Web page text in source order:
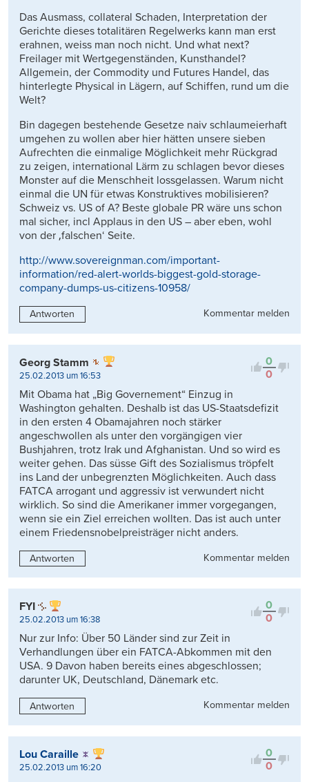
Das Ausmass, collateral Schaden, Interpretation der
Gerichte dieses totalitären Regelwerks kann man erst
erahnen, weiss man noch nicht. Und what next?
Freilager mit Wertgegenständen, Kunsthandel?
Allgemein, der Commodity und Futures Handel, das
hinterlegte Physical in Lägern, auf Schiffen, rund um die
Welt?
Bin dagegen bestehende Gesetze naiv schlaumeierhaft
umgehen zu wollen aber hier hätten unsere sieben
Aufrechten die einmalige Möglichkeit mehr Rückgrad
zu zeigen, international Lärm zu schlagen bevor dieses
Monster auf die Menschheit lossgelassen. Warum nicht
einmal die UN für etwas Konstruktives mobilisieren?
Schweiz vs. US of A? Beste globale PR wäre uns schon
mal sicher, incl Applaus in den US – aber eben, wohl
von der ‚falschen‘ Seite.
http://www.sovereignman.com/important-
information/red-alert-worlds-biggest-gold-storage-
company-dumps-us-citizens-10958/
Antworten Kommentar melden
0
0
Georg Stamm
25.02.2013 um 16:53
Mit Obama hat „Big Governement“ Einzug in
Washington gehalten. Deshalb ist das US-Staatsdefizit
in den ersten 4 Obamajahren noch stärker
angeschwollen als unter den vorgängigen vier
Bushjahren, trotz Irak und Afghanistan. Und so wird es
weiter gehen. Das süsse Gift des Sozialismus tröpfelt
ins Land der unbegrenzten Möglichkeiten. Auch dass
FATCA arrogant und aggressiv ist verwundert nicht
wirklich. So sind die Amerikaner immer vorgegangen,
wenn sie ein Ziel erreichen wollten. Das ist auch unter
einem Friedensnobelpreisträger nicht anders.
Antworten Kommentar melden
0
0
FYI
25.02.2013 um 16:38
Nur zur Info: Über 50 Länder sind zur Zeit in
Verhandlungen über ein FATCA-Abkommen mit den
USA. 9 Davon haben bereits eines abgeschlossen;
darunter UK, Deutschland, Dänemark etc.
Antworten Kommentar melden
0
0
Lou Caraille
25.02.2013 um 16:20